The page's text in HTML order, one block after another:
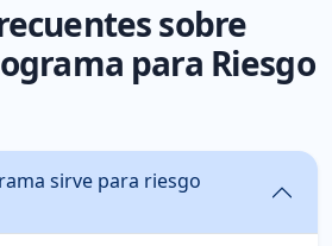
sobre
para Riesgo
sirve para riesgo